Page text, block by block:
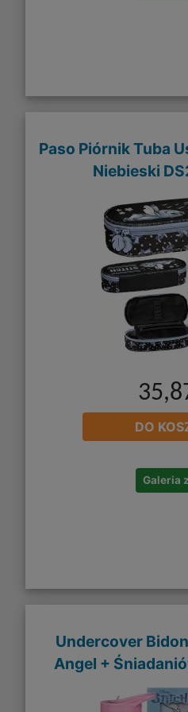
Paso Piórnik Tuba
Niebieski
DO
Galeria
Undercover
Angel +